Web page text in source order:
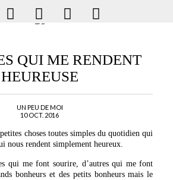
QUI ME RENDENT
HEUREUSE
UN PEU DE MOI
10 OCT. 2016
choses toutes simples du quotidien qui
nous rendent simplement heureux.
qui me font sourire, d’autres qui me font
bonheurs et des petits bonheurs mais le